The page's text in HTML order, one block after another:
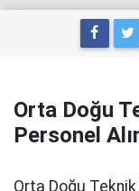
Orta Doğu
Personel
Orta Doğu